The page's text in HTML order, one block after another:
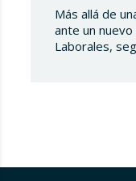
Más allá de
ante un
Laborales,